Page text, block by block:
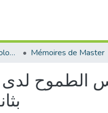
Département de psychologie Mémoires de Master
لدى